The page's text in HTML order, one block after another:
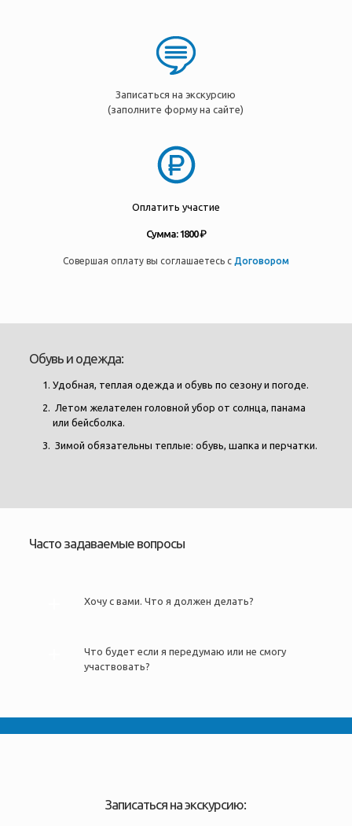
Записаться на экскурсию
(заполните форму на сайте)
Оплатить участие
Сумма: 1800 ₽
Совершая оплату вы соглашаетесь с Договором
Обувь и одежда:
Удобная, теплая одежда и обувь по сезону и погоде.
Летом желателен головной убор от солнца, панама
или бейсболка.
Зимой обязательны теплые: обувь, шапка и перчатки.
Часто задаваемые вопросы
Хочу с вами. Что я должен делать?
Что будет если я передумаю или не смогу
участвовать?
Записаться на экскурсию: